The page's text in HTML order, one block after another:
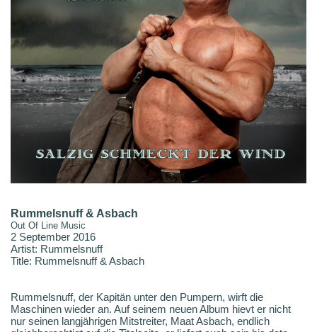
Rummelsnuff & Asbach
Out Of Line Music
2 September 2016
Artist: Rummelsnuff
Title: Rummelsnuff & Asbach
Rummelsnuff, der Kapitän unter den Pumpern, wirft die
Maschinen wieder an. Auf seinem neuen Album hievt er nicht
nur seinen langjährigen Mitstreiter, Maat Asbach, endlich